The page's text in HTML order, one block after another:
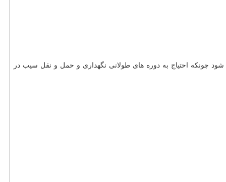
ذخیره سازی کمتر نرم می شود چونکه احتیاج به دوره های طولانی نگهداری و حمل و نقل سیب در